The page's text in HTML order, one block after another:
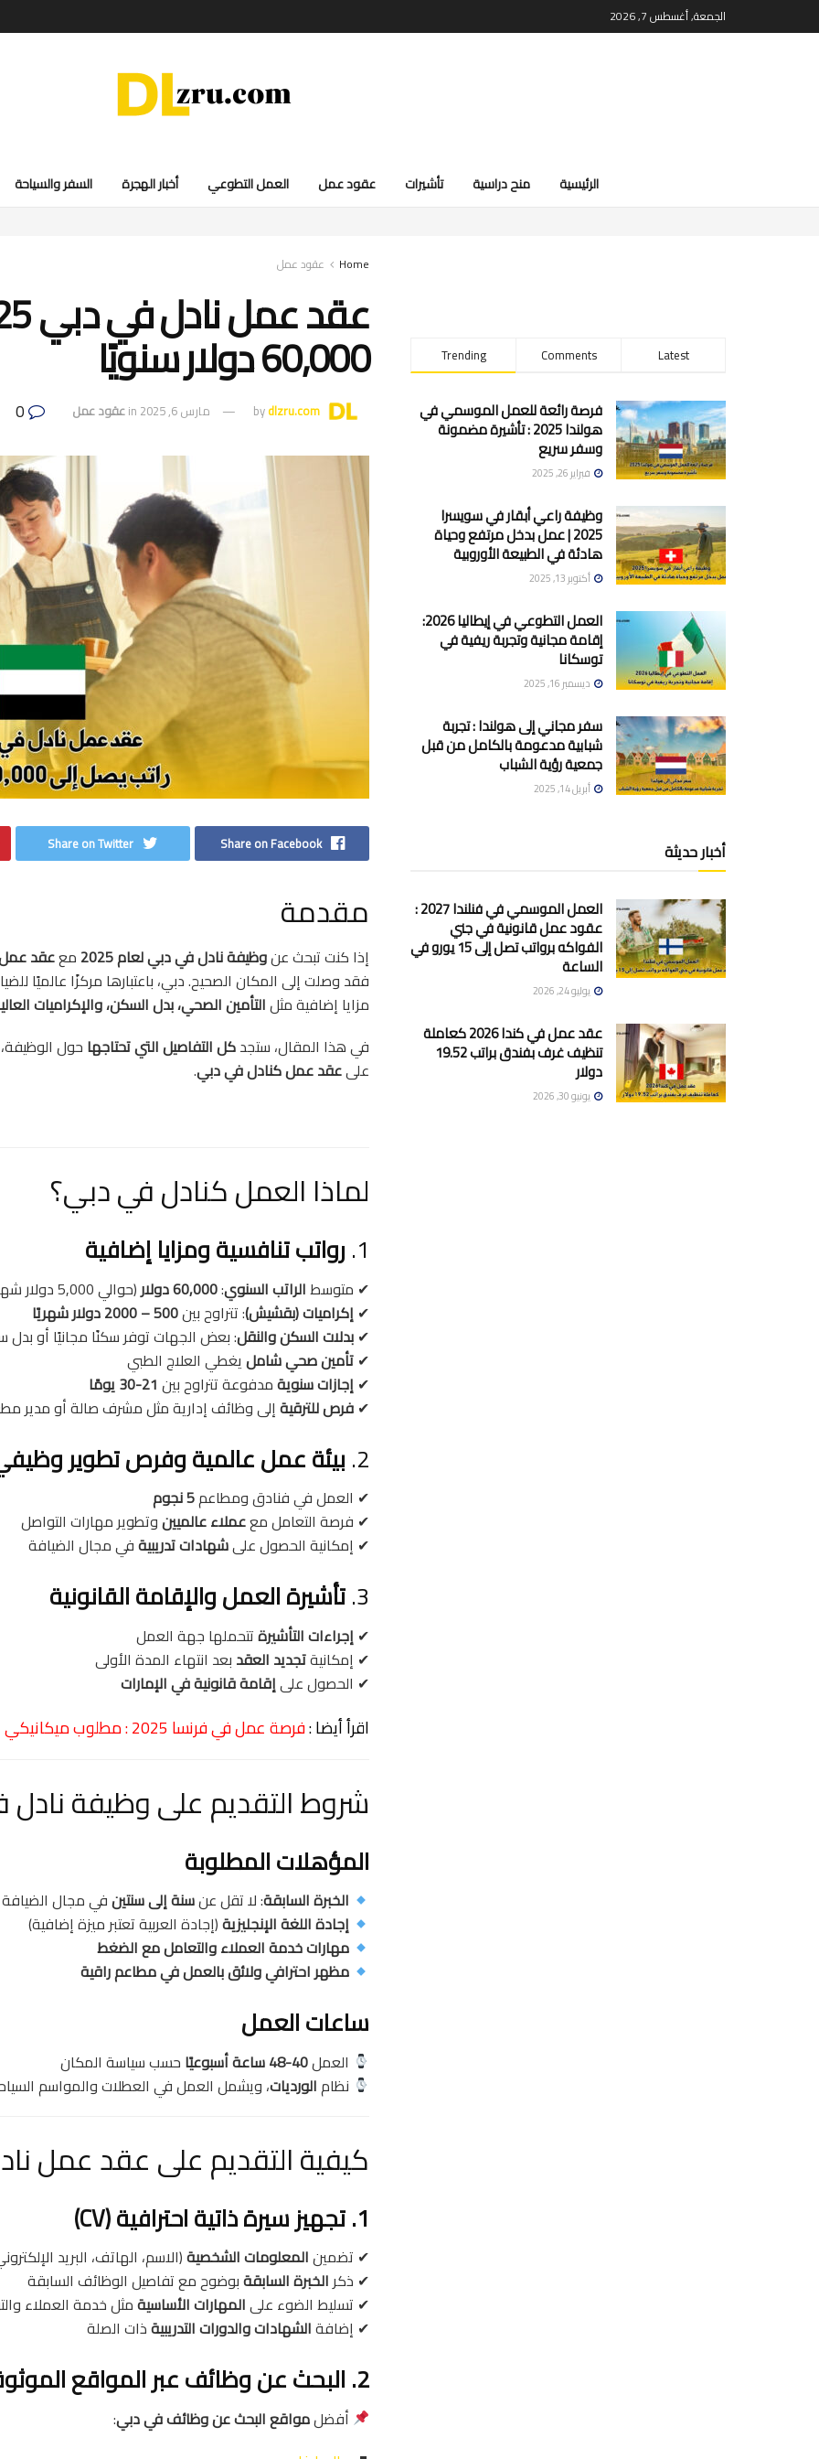
الجمعة, أغسطس 7, 2026
الرئيسية منح دراسية تأشيرات عقود عمل العمل التطوعي أخبار الهجرة السفر والسياحة
Home عقود عمل
60,000 دولار سنويًا
bydlzru.com مارس 6, 2025 inعقود عمل
Share on Facebook
Share on Twitter
مقدمة
إذا كنت تبحث عنوظيفة نادل في دبي لعام 2025 مععقد
فقد وصلت إلى المكان الصحيح. دبي، باعتبارها مركزًا عالميًا
مزايا إضافية مثلالتأمين الصحي، بدل السكن، والإكراميات
في هذا المقال، ستجدكل التفاصيل التي تحتاجها حول
علىعقد عمل كنادل في دبي.
لماذا العمل كنادل في دبي؟
1. رواتب تنافسية ومزايا إضافية
✔ متوسطالراتب السنوي:60,000 دولار
(حوالي 5,000 دولار شهريًا)
✔ إكراميات (بقشيش): تتراوح بين500 – 2000 دولار شهريًا
✔ بدلات السكن والنقل: بعض الجهات توفر سكنًا مجانيًا أو
✔ تأمين صحي شامل يغطي العلاج الطبي
✔ إجازات سنويةمدفوعة تتراوح بين 21-30 يومًا
✔ فرص للترقيةإلى وظائف إدارية مثل مشرف صالة أو مدير
2. بيئة عمل عالمية وفرص تطوير
✔ العمل في فنادق ومطاعم5 نجوم
✔ فرصة التعامل مععملاء عالميينوتطوير مهارات التواصل
✔ إمكانية الحصول علىشهادات تدريبيةفي مجال الضيافة
3. تأشيرة العمل والإقامة القانونية
✔ إجراءات التأشيرةتتحملها جهة العمل
✔ إمكانيةتجديد العقد بعد انتهاء المدة الأولى
✔ الحصول علىإقامة قانونية في الإمارات
اقرأ أيضا :فرصة عمل في فرنسا 2025 : مطلوب ميكانيكي براتب يفوق 2000 يورو
شروط التقديم على وظيفة نادل في
المؤهلات المطلوبة
الخبرة السابقة: لا تقل عنسنة إلى سنتينفي مجال
إجادة اللغة الإنجليزية(إجادة العربية تعتبر ميزة إضافية)
مهارات خدمة العملاء والتعامل مع الضغط
مظهر احترافي ولائق بالعمل في مطاعم راقية
ساعات العمل
العمل40-48 ساعة أسبوعيًا
حسب سياسة المكان
نظامالورديات، ويشمل العمل في العطلات والمواسم
كيفية التقديم على عقد عمل نادل
1. تجهيز سيرة ذاتية احترافية (CV)
✔ تضمينالمعلومات الشخصية(الاسم، الهاتف، البريد
✔ ذكرالخبرة السابقةبوضوح مع تفاصيل الوظائف السابقة
✔ تسليط الضوء علىالمهارات الأساسيةمثل خدمة العملاء
✔ إضافةالشهادات والدورات التدريبيةذات الصلة
2. البحث عن وظائف عبر المواقع الموثوقة
أفضلمواقع البحث عن وظائف في دبي:
Trending Comments Latest
فرصة رائعة للعمل الموسمي في
هولندا 2025 : تأشيرة مضمونة
وسفر سريع
فبراير 26, 2025
وظيفة راعي أبقار في سويسرا
2025 | عمل بدخل مرتفع وحياة
هادئة في الطبيعة الأوروبية
أكتوبر 13, 2025
العمل التطوعي في إيطاليا 2026:
إقامة مجانية وتجربة ريفية في
توسكانا
ديسمبر 16, 2025
سفر مجاني إلى هولندا : تجربة
شبابية مدعومة بالكامل من قبل
جمعية رؤية الشباب
أبريل 14, 2025
أخبار حديثة
العمل الموسمي في فنلندا 2027 :
عقود عمل قانونية في جني
الفواكه برواتب تصل إلى 15 يورو في
الساعة
يوليو 24, 2026
عقد عمل في كندا 2026 كعاملة
تنظيف غرف بفندق براتب 19.52
دولار
يونيو 30, 2026